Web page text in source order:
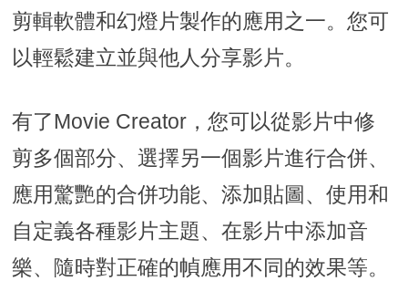
剪輯軟體和幻燈片製作的應用之一。您可
以輕鬆建立並與他人分享影片。
有了Movie Creator，您可以從影片中修
剪多個部分、選擇另一個影片進行合併、
應用驚艷的合併功能、添加貼圖、使用和
自定義各種影片主題、在影片中添加音
樂、隨時對正確的幀應用不同的效果等。